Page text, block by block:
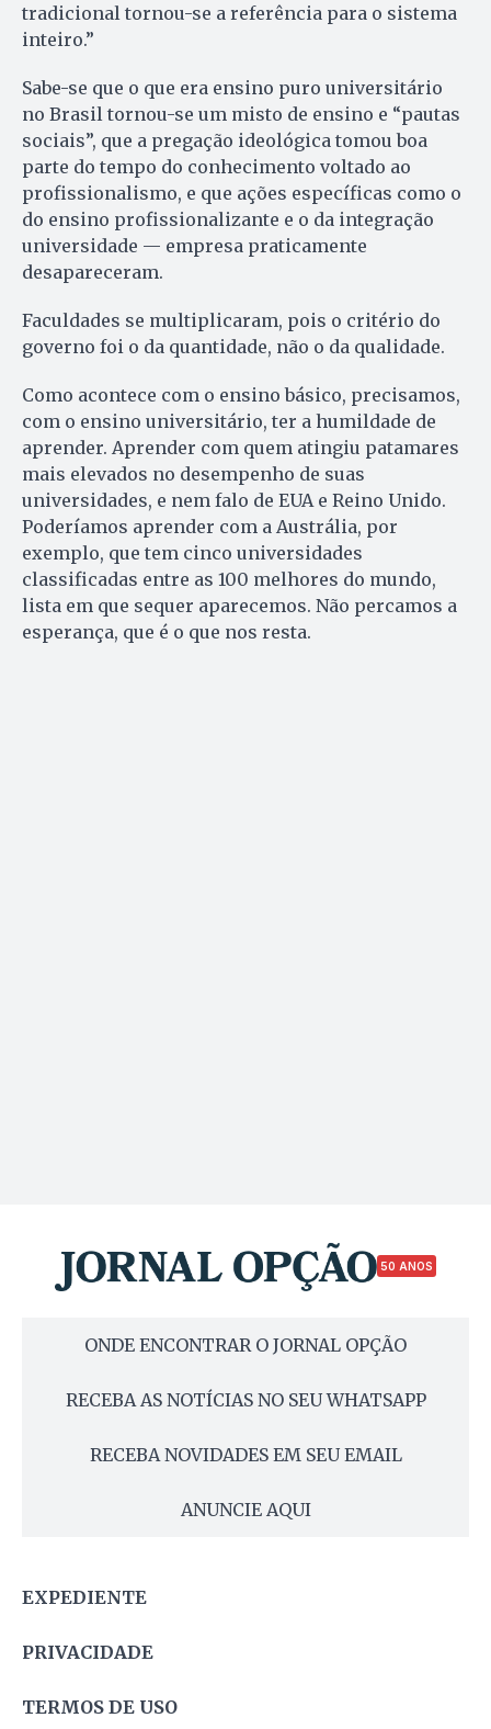
tradicional tornou-se a referência para o sistema
inteiro.”
Sabe-se que o que era ensino puro universitário
no Brasil tornou-se um misto de ensino e “pautas
sociais”, que a pregação ideológica tomou boa
parte do tempo do conhecimento voltado ao
profissionalismo, e que ações específicas como o
do ensino profissionalizante e o da integração
universidade — empresa praticamente
desapareceram.
Faculdades se multiplicaram, pois o critério do
governo foi o da quantidade, não o da qualidade.
Como acontece com o ensino básico, precisamos,
com o ensino universitário, ter a humildade de
aprender. Aprender com quem atingiu patamares
mais elevados no desempenho de suas
universidades, e nem falo de EUA e Reino Unido.
Poderíamos aprender com a Austrália, por
exemplo, que tem cinco universidades
classificadas entre as 100 melhores do mundo,
lista em que sequer aparecemos. Não percamos a
esperança, que é o que nos resta.
50 ANOS
ONDE ENCONTRAR O JORNAL OPÇÃO
RECEBA AS NOTÍCIAS NO SEU WHATSAPP
RECEBA NOVIDADES EM SEU EMAIL
ANUNCIE AQUI
EXPEDIENTE
PRIVACIDADE
TERMOS DE USO